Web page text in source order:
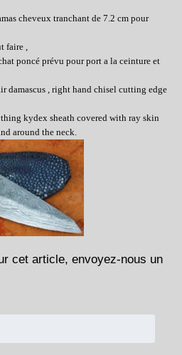
cheveux tranchant de 7.2 cm pour
faire ,
poncé prévu pour port a la ceinture et
damascus , right hand chisel cutting edge
kydex sheath covered with ray skin
around the neck.
cet article, envoyez-nous un